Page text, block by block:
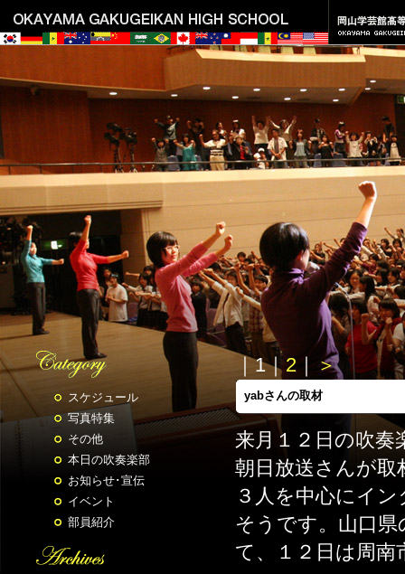
スケジュール
写真特集
その他
本日の吹奏楽部
お知らせ･宣伝
イベント
部員紹介
｜1｜2 ｜ ＞
yabさんの取材
来月１２日の吹奏
朝日放送さんが取
３人を中心にイ
そうです。山口
て、１２日は周南